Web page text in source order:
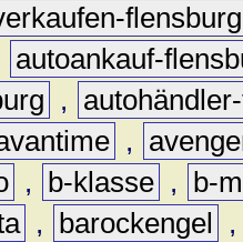
flensburg
autoankauf-
,
,
, b-klasse ,
b-
, barockengel